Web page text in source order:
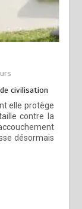
civilisation
elle protège
contre la
désormais